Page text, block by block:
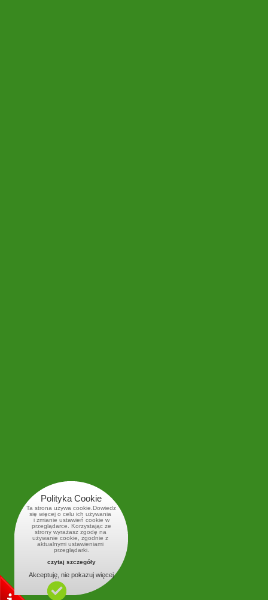
Polityka Cookie
Ta strona używa cookie.Dowiedz
się więcej o celu ich używania
i zmianie ustawień cookie w
przeglądarce. Korzystając ze
strony wyrażasz zgodę na
używanie cookie, zgodnie z
aktualnymi ustawieniami
przeglądarki.
czytaj szczegóły
Akceptuję, nie pokazuj więcej